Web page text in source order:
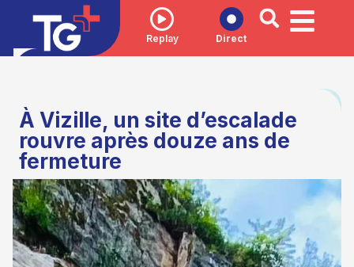
Replay Direct
À Vizille, un site d’escalade
rouvre après douze ans de
fermeture